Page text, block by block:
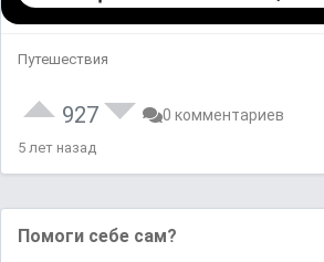
Путешествия
927 0 комментариев
5 лет назад
Помоги себе сам?